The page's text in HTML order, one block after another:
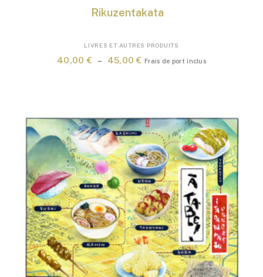
options
peuvent
être
choisies
page
produit
Rikuzentakata
LIVRES ET AUTRES PRODUITS
40,00€ – 45,00€ Plage
45,00 €
Frais de port inclus